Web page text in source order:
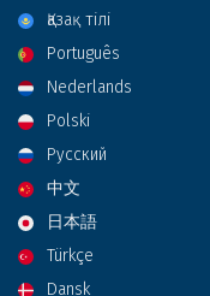
Қазақ тілі
Português
Nederlands
Polski
Русский
中文
日本語
Türkçe
Dansk